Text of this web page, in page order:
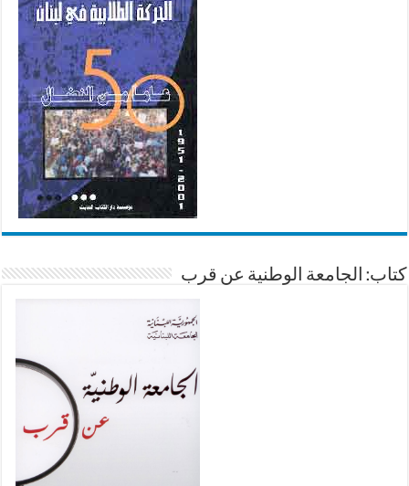
كتاب: الجامعة الوطنية عن قرب